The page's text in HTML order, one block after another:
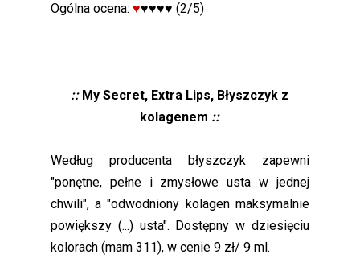
Ogólna ocena: ♥♥♥♥♥ (2/5)
::My Secret, Extra Lips, Błyszczyk z
kolagenem ::
Według producenta błyszczyk zapewni
"ponętne, pełne i zmysłowe usta w jednej
chwili", a "odwodniony kolagen maksymalnie
powiększy (...) usta". Dostępny w dziesięciu
kolorach (mam 311), w cenie 9 zł/ 9 ml.